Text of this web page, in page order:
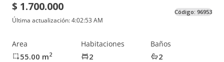
$ 1.700.000
Última actualización:4:02:53 AM
Código: 96953
Area
55.00 m2
Habitaciones
2
Baños
2